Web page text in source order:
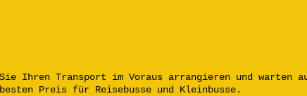
Ihren Transport im Voraus arrangieren und warten
Preis für Reisebusse und Kleinbusse.